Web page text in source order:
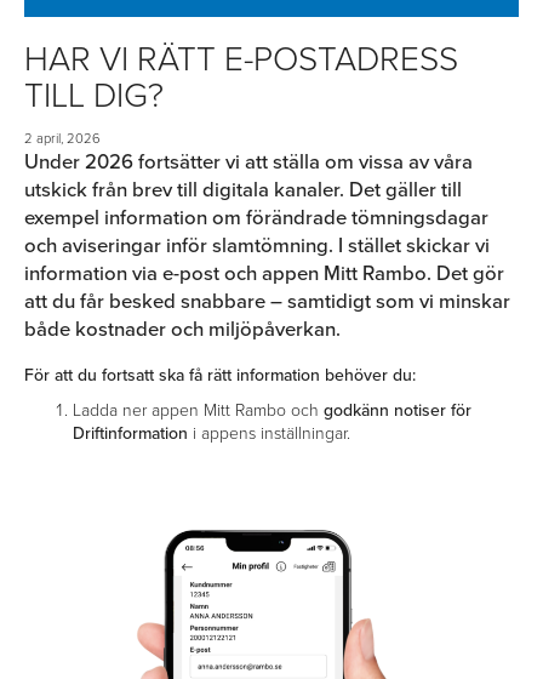
HAR VI RÄTT E-POSTADRESS
TILL DIG?
2 april, 2026
Under 2026 fortsätter vi att ställa om vissa av våra
utskick från brev till digitala kanaler. Det gäller till
exempel information om förändrade tömningsdagar
och aviseringar inför slamtömning. I stället skickar vi
information via e-post och appen Mitt Rambo. Det gör
att du får besked snabbare – samtidigt som vi minskar
både kostnader och miljöpåverkan.
För att du fortsatt ska få rätt information behöver du:
Ladda ner appen Mitt Rambo och godkänn notiser för
Driftinformation i appens inställningar.